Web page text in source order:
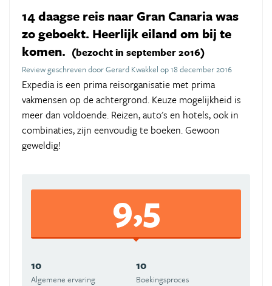
14 daagse reis naar Gran Canaria was
zo geboekt. Heerlijk eiland om bij te
komen. (bezocht in september 2016)
Review geschreven door Gerard Kwakkel op 18 december 2016
Expedia is een prima reisorganisatie met prima
vakmensen op de achtergrond. Keuze mogelijkheid is
meer dan voldoende. Reizen, auto's en hotels, ook in
combinaties, zijn eenvoudig te boeken. Gewoon
geweldig!
9,5
10
Algemene ervaring
10
Boekingsproces